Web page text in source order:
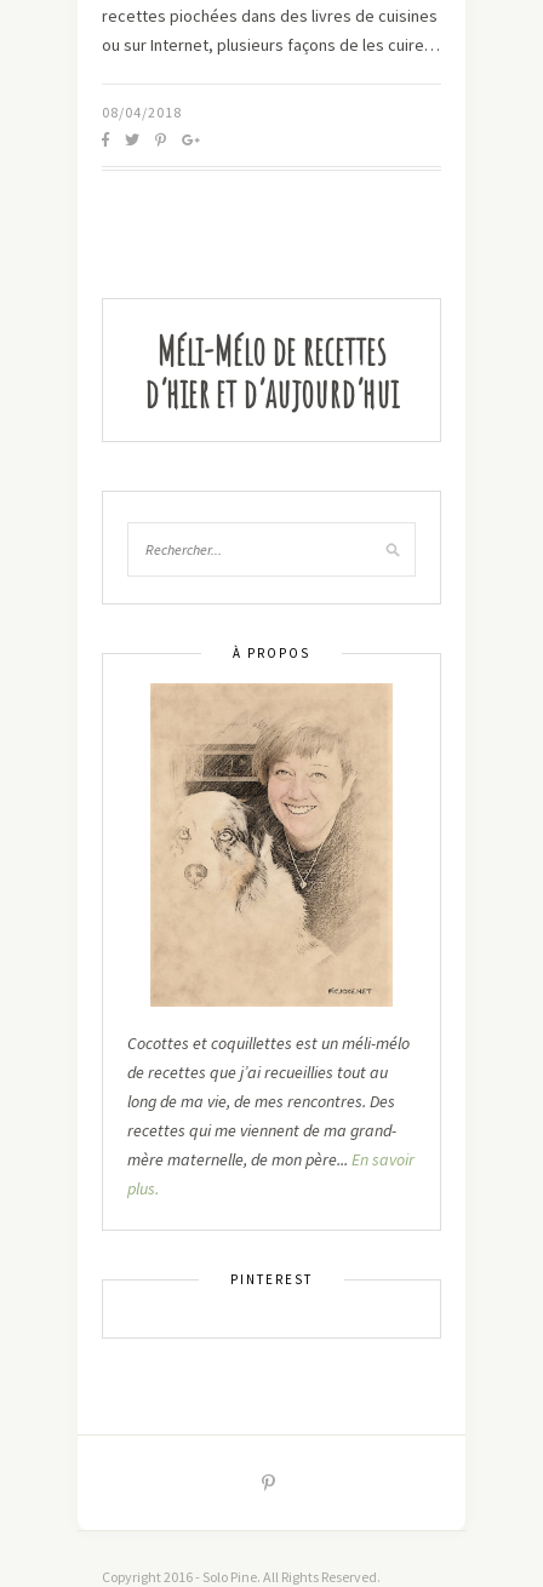
recettes piochées dans des livres de cuisines
ou sur Internet, plusieurs façons de les cuire…
08/04/2018
Méli-Mélo de recettes
d’hier et d’aujourd’hui
À PROPOS
Cocottes et coquillettes est un méli-mélo
de recettes que j’ai recueillies tout au
long de ma vie, de mes rencontres. Des
recettes qui me viennent de ma grand-
mère maternelle, de mon père... En savoir
plus.
PINTEREST
Copyright 2016 - Solo Pine. All Rights Reserved.